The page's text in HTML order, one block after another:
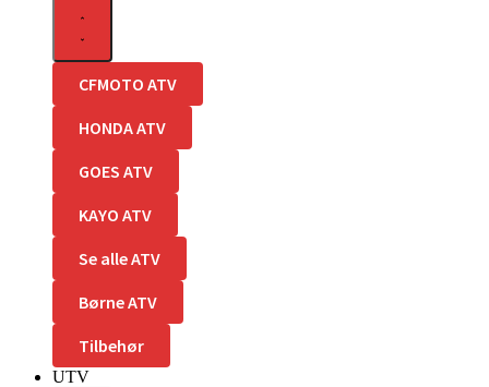
CFMOTO ATV
HONDA ATV
GOES ATV
KAYO ATV
Se alle ATV
Børne ATV
Tilbehør
UTV